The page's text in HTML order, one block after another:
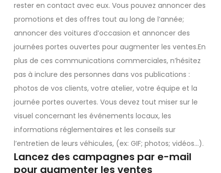
rester en contact avec eux. Vous pouvez annoncer des
promotions et des offres tout au long de l’année;
annoncer des voitures d’occasion et annoncer des
journées portes ouvertes pour augmenter les ventes.En
plus de ces communications commerciales, n’hésitez
pas à inclure des personnes dans vos publications :
photos de vos clients, votre atelier, votre équipe et la
journée portes ouvertes. Vous devez tout miser sur le
visuel concernant les événements locaux, les
informations réglementaires et les conseils sur
l’entretien de leurs véhicules, (ex: GIF; photos; vidéos…).
Lancez des campagnes par e-mail
pour augmenter les ventes